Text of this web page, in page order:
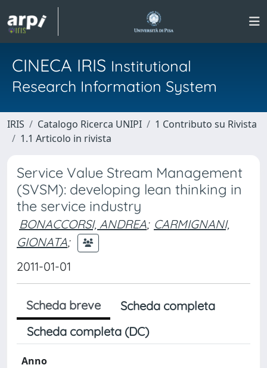
CINECA IRIS Institutional
Research Information System
IRIS Catalogo Ricerca UNIPI
1 Contributo su Rivista
1.1 Articolo in rivista
Service Value Stream Management
(SVSM): developing lean thinking in
the service industry
BONACCORSI, ANDREA; CARMIGNANI,
GIONATA;
2011-01-01
Scheda breve
Scheda completa
Scheda completa (DC)
Anno